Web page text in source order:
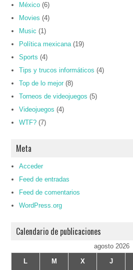
México (6)
Movies (4)
Music (1)
Política mexicana (19)
Sports (4)
Tips y trucos informáticos (4)
Top de lo mejor (8)
Torneos de videojuegos (5)
Videojuegos (4)
WTF? (7)
Meta
Acceder
Feed de entradas
Feed de comentarios
WordPress.org
Calendario de publicaciones
agosto 2026
L
M X J